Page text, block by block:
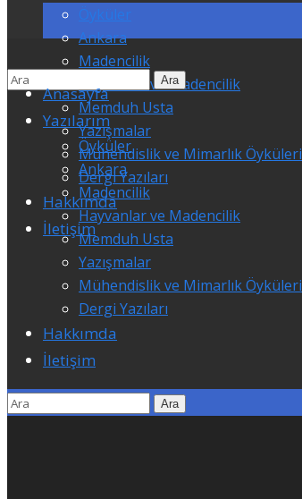
Öyküler
Ankara
Madencilik
Hayvanlar ve Madencilik
Memduh Usta
Yazışmalar
Mühendislik ve Mimarlık Öyküleri
Dergi Yazıları
Hakkımda
İletişim
Anasayfa
Yazılarım
Öyküler
Ankara
Madencilik
Hayvanlar ve Madencilik
Memduh Usta
Yazışmalar
Mühendislik ve Mimarlık Öyküleri
Dergi Yazıları
Hakkımda
İletişim